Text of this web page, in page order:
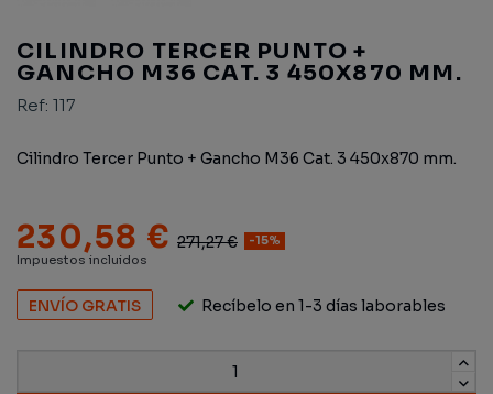
CILINDRO TERCER PUNTO +
GANCHO M36 CAT. 3 450X870 MM.
Ref: 117
Cilindro Tercer Punto + Gancho M36 Cat. 3 450x870 mm.
230,58 € 271,27 € -15%
Impuestos incluidos
ENVÍO GRATIS Recíbelo en 1-3 días laborables